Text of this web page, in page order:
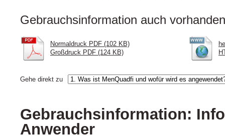
Gebrauchsinformation auch
Normaldruck PDF (102 KB)
Großdruck PDF (124 KB)
Gehe direkt zu
Gebrauchsinformation:
Anwender